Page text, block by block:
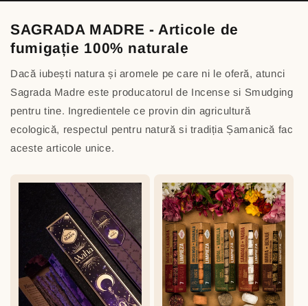
SAGRADA MADRE - Articole de
fumigație 100% naturale
Dacă iubești natura și aromele pe care ni le oferă, atunci
Sagrada Madre este producatorul de Incense si Smudging
pentru tine. Ingredientele ce provin din agricultură
ecologică, respectul pentru natură si tradiția Șamanică fac
aceste articole unice.